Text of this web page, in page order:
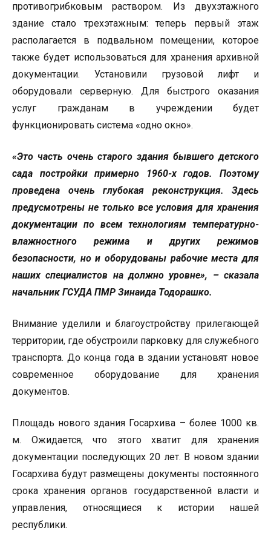
противогрибковым раствором. Из двухэтажного
здание стало трехэтажным: теперь первый этаж
располагается в подвальном помещении, которое
также будет использоваться для хранения архивной
документации. Установили грузовой лифт и
оборудовали серверную. Для быстрого оказания
услуг гражданам в учреждении будет
функционировать система «одно окно».
«Это часть очень старого здания бывшего детского
сада постройки примерно 1960-х годов. Поэтому
проведена очень глубокая реконструкция. Здесь
предусмотрены не только все условия для хранения
документации по всем технологиям температурно-
влажностного режима и других режимов
безопасности, но и оборудованы рабочие места для
наших специалистов на должно уровне», – сказала
начальник ГСУДА ПМР Зинаида Тодорашко.
Внимание уделили и благоустройству прилегающей
территории, где обустроили парковку для служебного
транспорта. До конца года в здании установят новое
современное оборудование для хранения
документов.
Площадь нового здания Госархива – более 1000 кв.
м. Ожидается, что этого хватит для хранения
документации последующих 20 лет. В новом здании
Госархива будут размещены документы постоянного
срока хранения органов государственной власти и
управления, относящиеся к истории нашей
республики.